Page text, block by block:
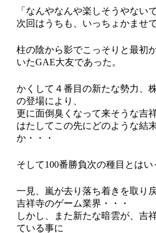
「なんやなんや楽しそうやない
次回はうちも、いっちょかませ
柱の陰から影でこっそりと最初
いたGAE大友であった。
かくして４番目の新たな勢力、
の登場により、
更に面倒臭くなって来そうな吉
はたしてこの先にどのような結
か・・・
そして100番勝負次の種目とはい
一見、嵐が去り落ち着きを取り
吉祥寺のゲーム業界・・・
しかし、また新たな暗雲が、吉
ている事に